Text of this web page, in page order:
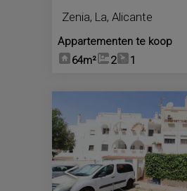
Zenia, La, Alicante
Appartementen te koop
64m²
2 1
<